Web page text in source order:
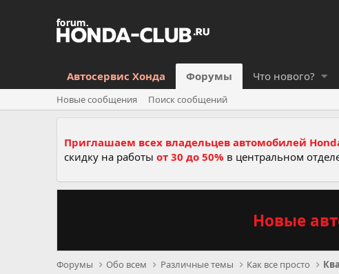
Автосервис Хонда Форумы Что нового?
Новые сообщения Поиск сообщений
Приглашаем всех владельцев автомобилей
скидку на работы от 30 до 50% в центральном
Новые
Форумы Обо всем Различные темы Как все просто